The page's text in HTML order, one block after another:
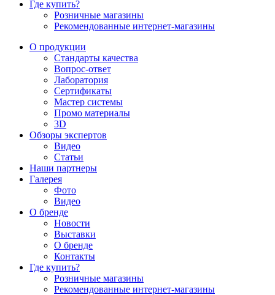
Где купить?
Розничные магазины
Рекомендованные интернет-магазины
О продукции
Стандарты качества
Вопрос-ответ
Лаборатория
Сертификаты
Мастер системы
Промо материалы
3D
Обзоры экспертов
Видео
Статьи
Наши партнеры
Галерея
Фото
Видео
О бренде
Новости
Выставки
О бренде
Контакты
Где купить?
Розничные магазины
Рекомендованные интернет-магазины